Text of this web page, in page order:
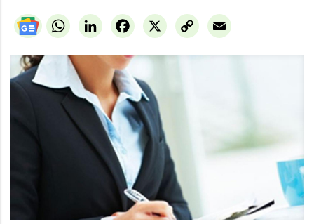
WhatsAppLinkedIn X
Facebook
Copy
Link
Email